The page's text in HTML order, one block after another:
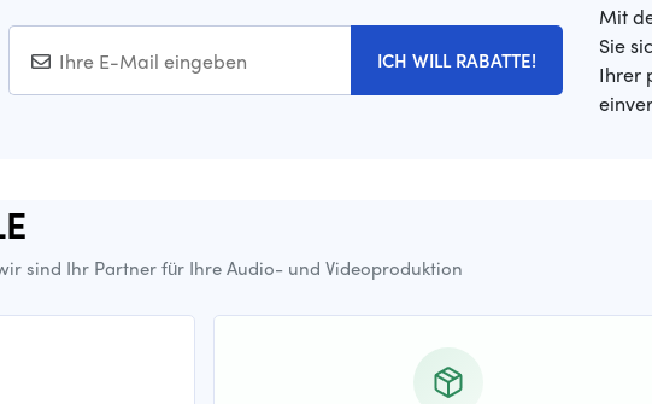
ICH WILL RABATTE!
Mit
Sie
Ihrer
sind Ihr Partner für Ihre Audio- und Videoproduktion